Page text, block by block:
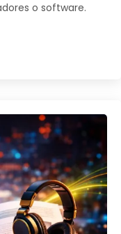
o software.